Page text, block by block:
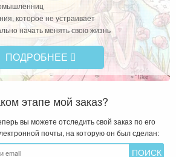
которое не устраивает
начать менять свою жизнь
ПОДРОБНЕЕ
этапе мой заказ?
вы можете отследить свой заказ по его
почты, на которую он был сделан: